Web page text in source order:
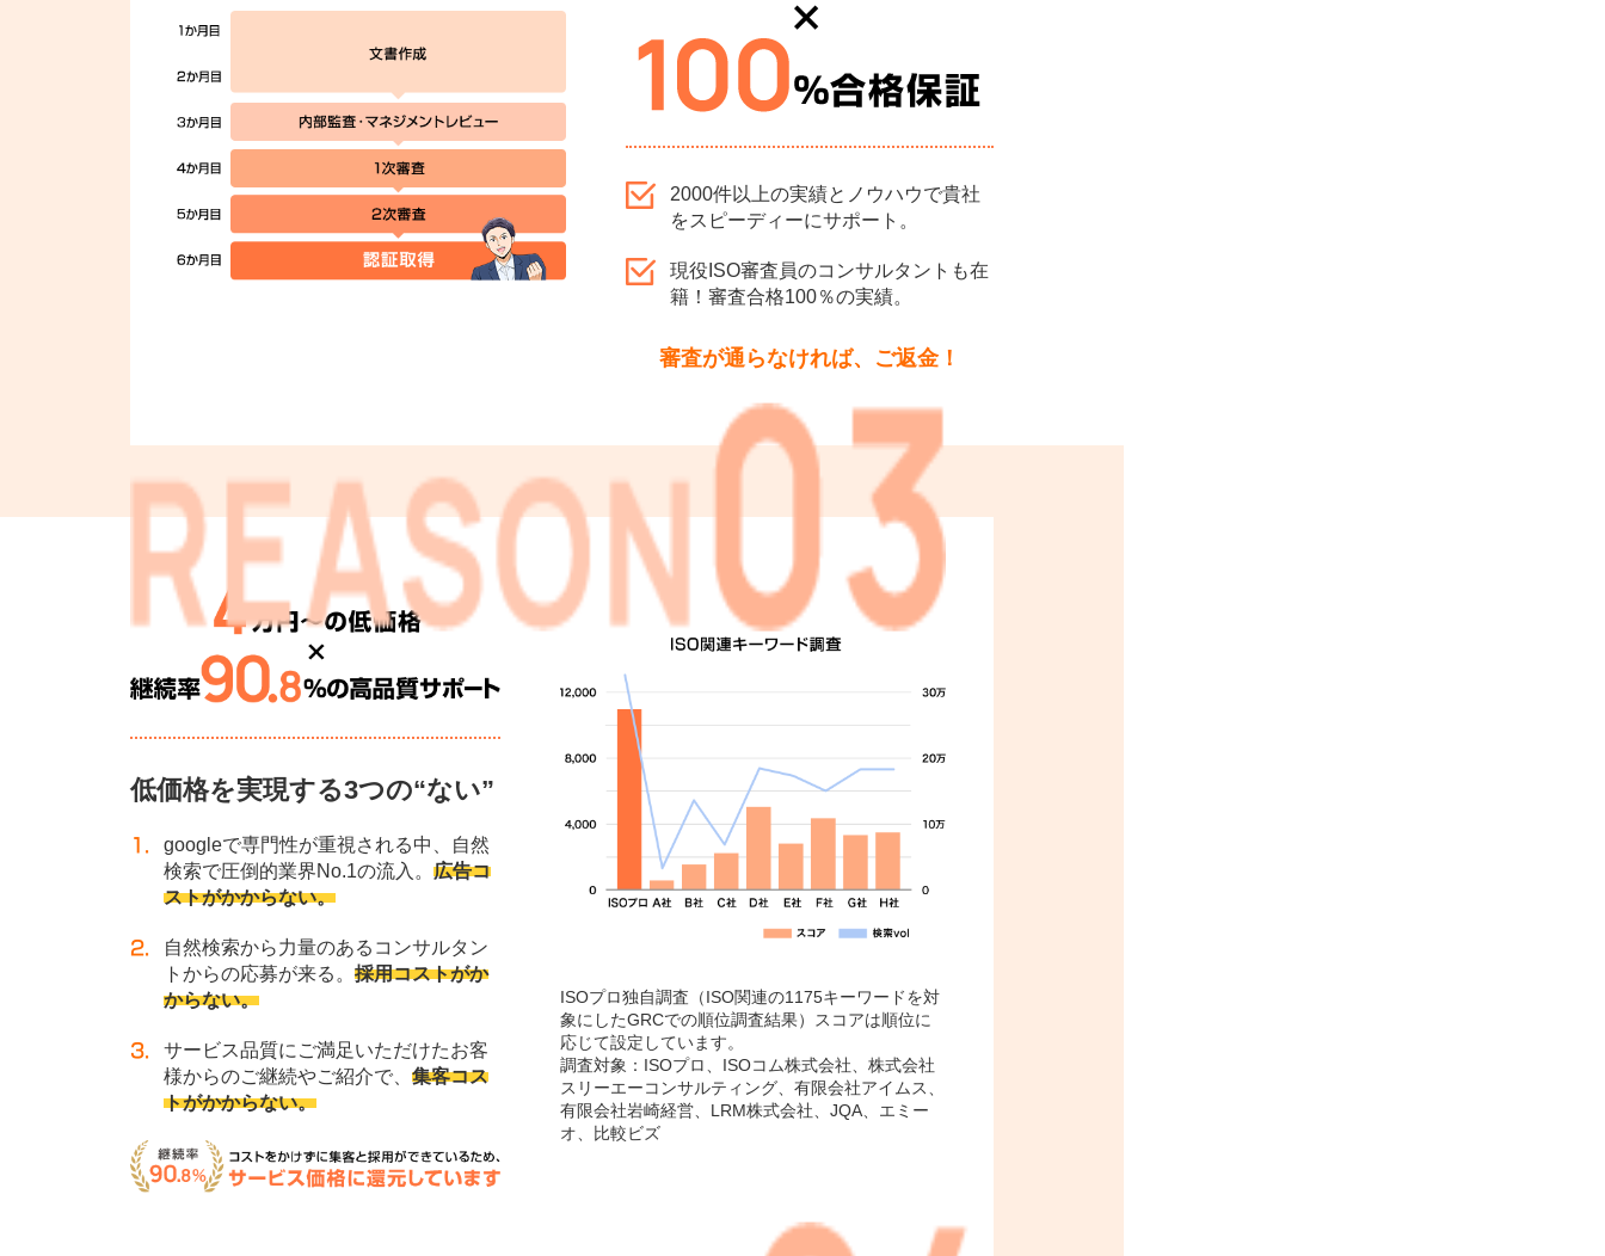
2000件以上の実績とノウハウで貴社
をスピーディーにサポート。
現役ISO審査員のコンサルタントも在
籍！審査合格100％の実績。
審査が通らなければ、ご返金！
低価格を実現する3つの“ない”
googleで専門性が重視される中、自然
検索で圧倒的業界No.1の流入。広告コ
ストがかからない。
自然検索から力量のあるコンサルタン
トからの応募が来る。採用コストがか
からない。
サービス品質にご満足いただけたお客
様からのご継続やご紹介で、集客コス
トがかからない。
ISOプロ独自調査（ISO関連の1175キーワードを対
象にしたGRCでの順位調査結果）スコアは順位に
応じて設定しています。
調査対象：ISOプロ、ISOコム株式会社、株式会社
スリーエーコンサルティング、有限会社アイムス、
有限会社岩崎経営、LRM株式会社、JQA、エミー
オ、比較ビズ